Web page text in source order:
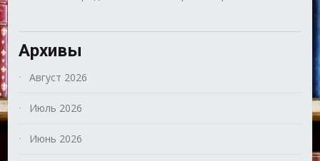
Архивы
Август 2026
Июль 2026
Июнь 2026